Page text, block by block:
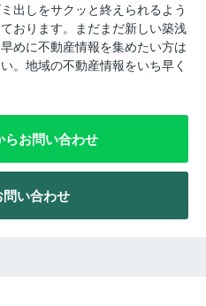
出しをサクッと終えられるよう
おります。まだまだ新しい築浅
めに不動産情報を集めたい方は
。地域の不動産情報をいち早く
らお問い合わせ
問い合わせ